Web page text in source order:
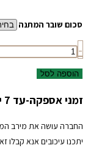
סכום שובר המתנה
כמות
של
Gift
לרכישה
-
הוספה לסל
זמני אספקה-עד 7 ימי עסקים
יתכנו עיכובים אנא קבלו